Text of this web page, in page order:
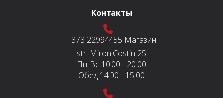
Контакты
+373 22994455 Магазин
str. Miron Costin 25
Пн-Вс 10:00 - 20:00
Обед 14:00 - 15:00